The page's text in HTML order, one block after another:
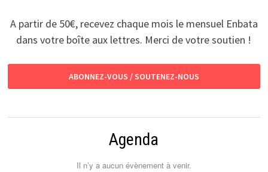
A partir de 50€, recevez chaque mois le mensuel Enbata
dans votre boîte aux lettres. Merci de votre soutien !
ABONNEZ-VOUS / SOUTENEZ-NOUS
Agenda
Il n’y a aucun évènement à venir.